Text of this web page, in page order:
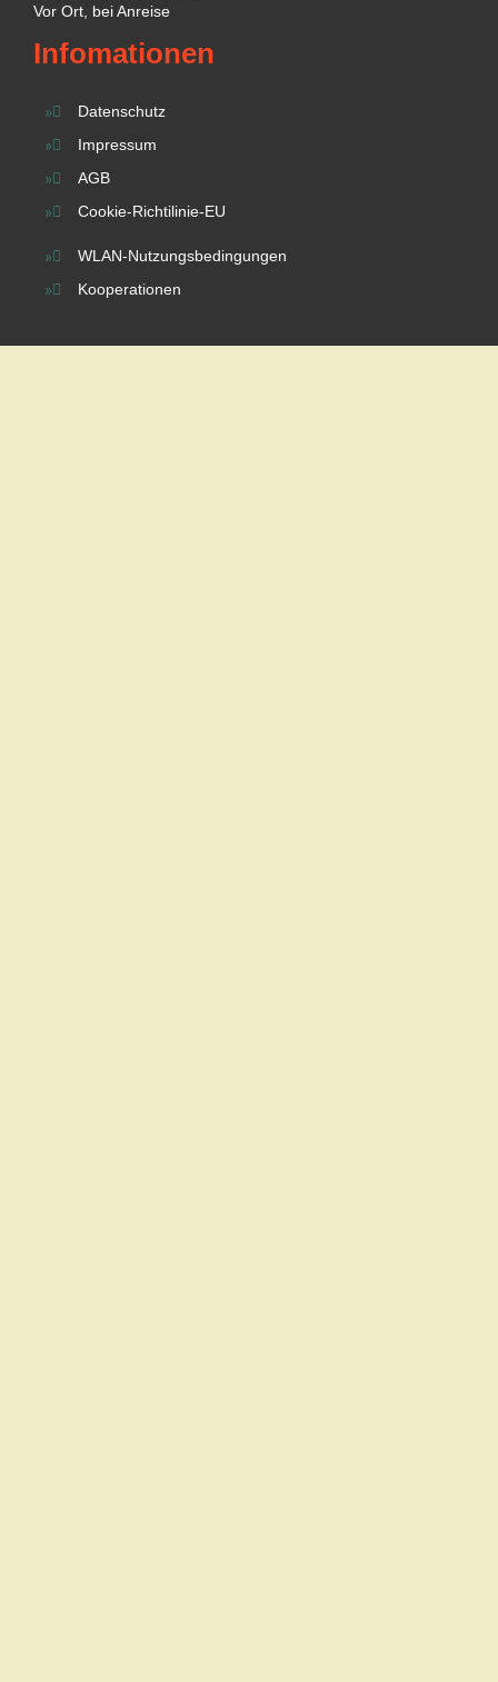
Vor Ort, bei Anreise
Infomationen
Datenschutz
Impressum
AGB
Cookie-Richtilinie-EU
WLAN-Nutzungsbedingungen
Kooperationen